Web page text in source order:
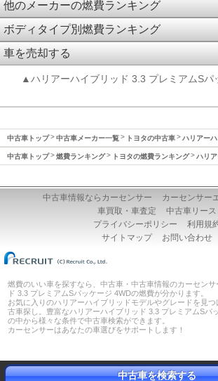
他のメーカーの燃費ランキング
ボディタイプ別燃費ランキング
車を売却する
▲ハリアーハイブリッド 3.3 プレミアムSパ
中古車トップ 中古車メーカー一覧 トヨタの中古車 ハリアー
中古車トップ 燃費ランキング トヨタの燃費ランキング ハリ
中古車情報ならカーセンサー
カーセンサー
車買取・車査定
中古車リース
プライバシーポリシー
利用規
サイトマップ
お問い合わせ
燃費のいい車を探すなら、中古車・中古車情報のカーセン
ド 3.3 プレミアムSパッケージ 4WDの燃費が分かります。
お気に入りのハリアーハイブリッドモデルやグレードを見
古車探し。豊富なハリアーハイブリッド 3.3 プレミアムSパ
の中から様々な条件で中古車検索ができます。
カーセンサーはあなたの車選びをサポートします！
中古車を検索する